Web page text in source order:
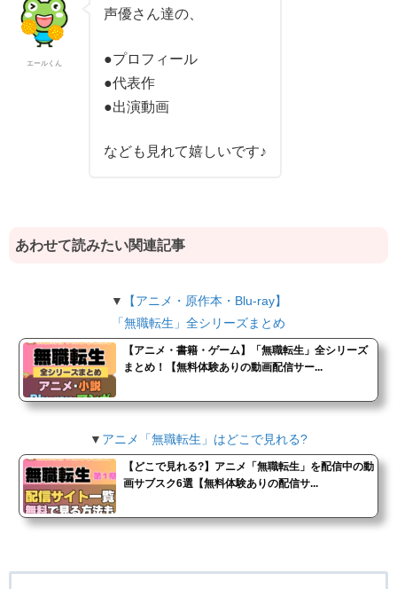
エールくん
声優さん達の、
●プロフィール
●代表作
●出演動画
なども見れて嬉しいです♪
あわせて読みたい関連記事
▼
【アニメ・原作本・Blu-ray】
「無職転生」全シリーズまとめ
【アニメ・書籍・ゲーム】「無職転生」全シリーズ
まとめ！【無料体験ありの動画配信サー...
▼ アニメ「無職転生」はどこで見れる?
【どこで見れる?】アニメ「無職転生」を配信中の動
画サブスク6選【無料体験ありの配信サ...